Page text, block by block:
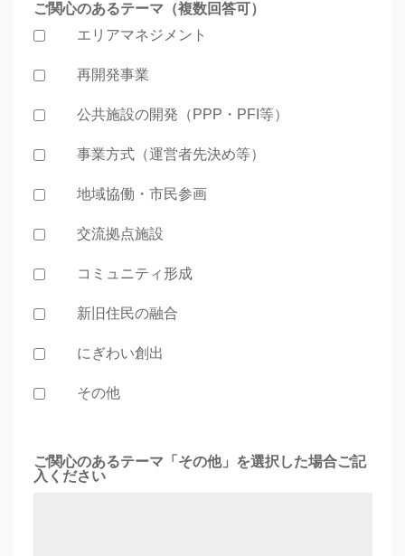
ご関心のあるテーマ（複数回答可）
エリアマネジメント
再開発事業
公共施設の開発（PPP・PFI等）
事業方式（運営者先決め等）
地域協働・市民参画
交流拠点施設
コミュニティ形成
新旧住民の融合
にぎわい創出
その他
ご関心のあるテーマ「その他」を選択した場合ご記
入ください